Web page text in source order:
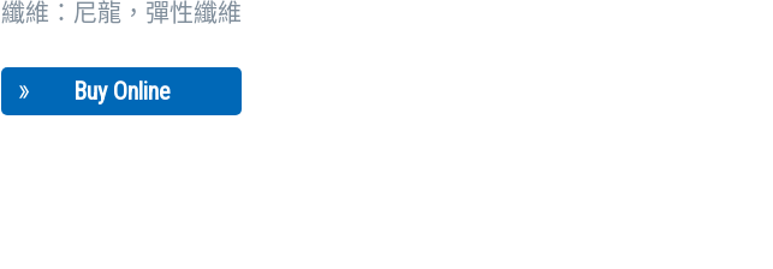
纖維：尼龍，彈性纖維
Buy Online